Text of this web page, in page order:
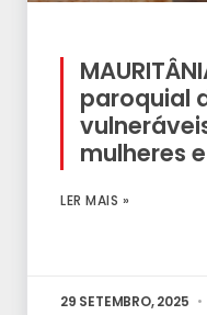
paroquial
mulheres
LER MAIS »
29 SETEMBRO, 2025